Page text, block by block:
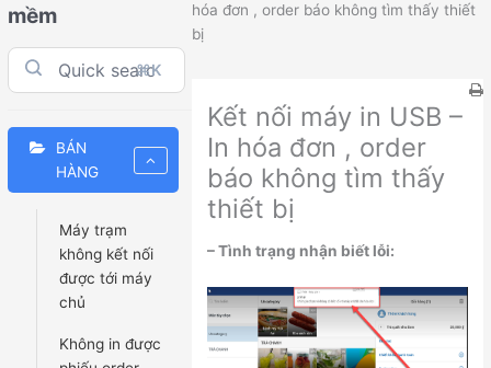
mềm
⌘K
BÁN
HÀNG
Máy trạm
không kết nối
được tới máy
chủ
Không in được
hóa đơn , order báo không tìm thấy thiết
bị
Kết nối máy in USB –
In hóa đơn , order
báo không tìm thấy
thiết bị
– Tình trạng nhận biết lỗi: